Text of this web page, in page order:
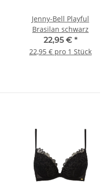
Jenny-Bell Playful
Brasilan schwarz
22,95 € *
22,95 € pro 1 Stück